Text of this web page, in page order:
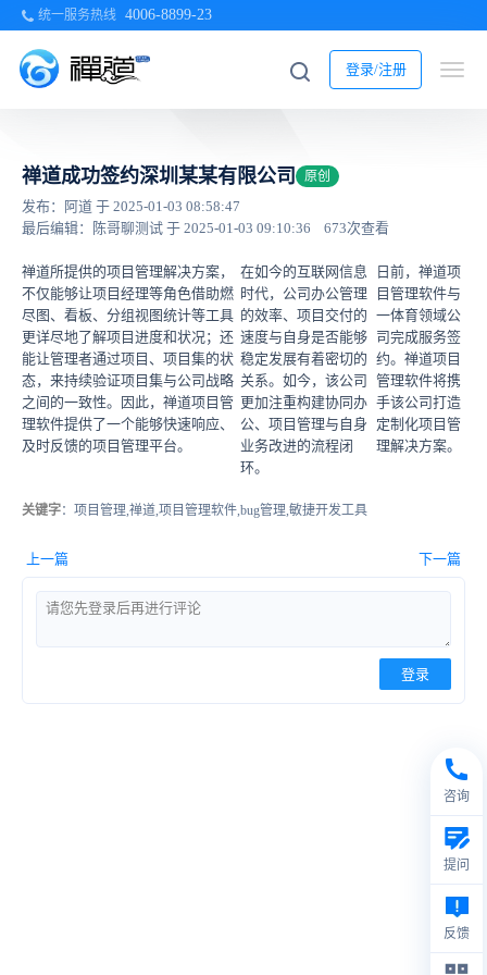
统一服务热线 4006-8899-23
登录/注册
禅道成功签约深圳某某有限公司 原创
发布：阿道 于 2025-01-03 08:58:47
最后编辑：陈哥聊测试 于 2025-01-03 09:10:36
673次查看
日前，禅道项
目管理软件与
一体育领域公
司完成服务签
约。禅道项目
管理软件将携
手该公司打造
定制化项目管
理解决方案。
在如今的互联网信息
时代，公司办公管理
的效率、项目交付的
速度与自身是否能够
稳定发展有着密切的
关系。如今，该公司
更加注重构建协同办
公、项目管理与自身
业务改进的流程闭
环。
禅道所提供的项目管理解决方案，
不仅能够让项目经理等角色借助燃
尽图、看板、分组视图统计等工具
更详尽地了解项目进度和状况；还
能让管理者通过项目、项目集的状
态，来持续验证项目集与公司战略
之间的一致性。因此，禅道项目管
理软件提供了一个能够快速响应、
及时反馈的项目管理平台。
关键字：项目管理,禅道,项目管理软件,bug管理,敏捷开发工具
上一篇 下一篇
登录
咨询
提问
反馈